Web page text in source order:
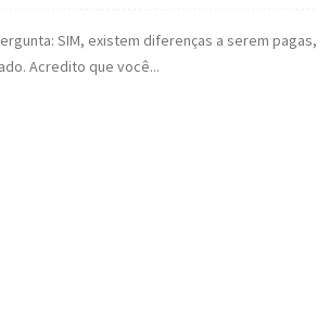
SIM, existem diferenças a serem pagas,
Acredito que você...